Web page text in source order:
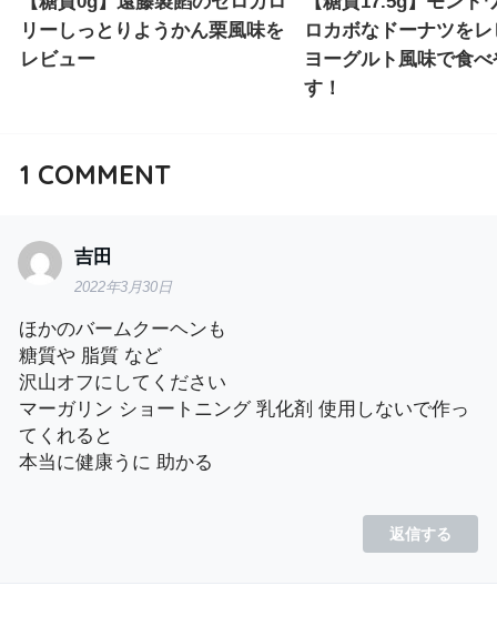
リーしっとりようかん栗風味を
レビュー
ロカボなドーナツを
ヨーグルト風味で食
す！
1 COMMENT
吉田
2022年3月30日
ほかのバームクーヘンも
糖質や 脂質 など
沢山オフにしてください
マーガリン ショートニング 乳化剤 使用しないで作っ
てくれると
本当に健康うに 助かる
返信する